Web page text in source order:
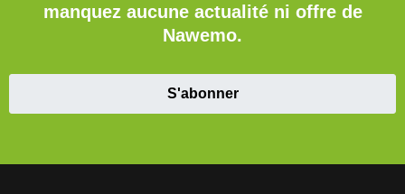
manquez aucune actualité ni offre de
Nawemo.
S'abonner